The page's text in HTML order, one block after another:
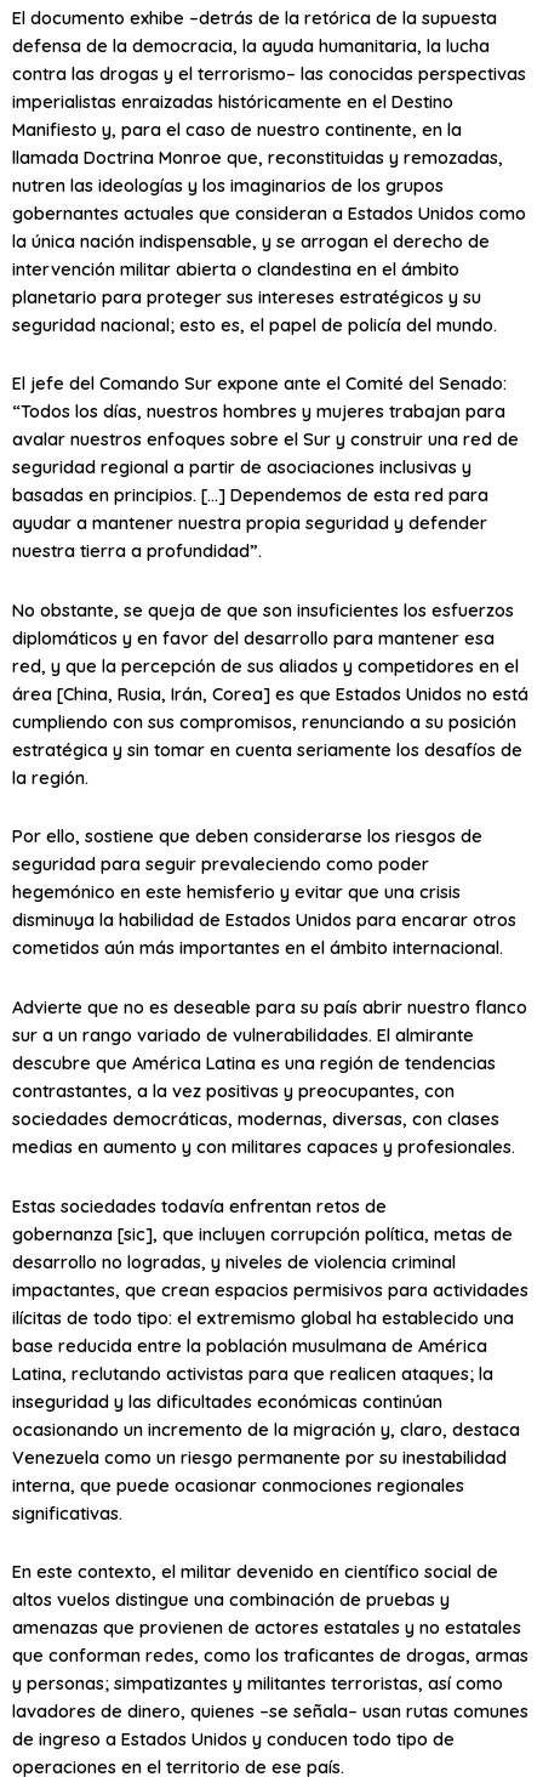
El documento exhibe –detrás de la retórica de la supuesta
defensa de la democracia, la ayuda humanitaria, la lucha
contra las drogas y el terrorismo– las conocidas perspectivas
imperialistas enraizadas históricamente en el Destino
Manifiesto y, para el caso de nuestro continente, en la
llamada Doctrina Monroe que, reconstituidas y remozadas,
nutren las ideologías y los imaginarios de los grupos
gobernantes actuales que consideran a Estados Unidos como
la única nación indispensable, y se arrogan el derecho de
intervención militar abierta o clandestina en el ámbito
planetario para proteger sus intereses estratégicos y su
seguridad nacional; esto es, el papel de policía del mundo.
El jefe del Comando Sur expone ante el Comité del Senado:
“Todos los días, nuestros hombres y mujeres trabajan para
avalar nuestros enfoques sobre el Sur y construir una red de
seguridad regional a partir de asociaciones inclusivas y
basadas en principios. […] Dependemos de esta red para
ayudar a mantener nuestra propia seguridad y defender
nuestra tierra a profundidad”.
No obstante, se queja de que son insuficientes los esfuerzos
diplomáticos y en favor del desarrollo para mantener esa
red, y que la percepción de sus aliados y competidores en el
área [China, Rusia, Irán, Corea] es que Estados Unidos no está
cumpliendo con sus compromisos, renunciando a su posición
estratégica y sin tomar en cuenta seriamente los desafíos de
la región.
Por ello, sostiene que deben considerarse los riesgos de
seguridad para seguir prevaleciendo como poder
hegemónico en este hemisferio y evitar que una crisis
disminuya la habilidad de Estados Unidos para encarar otros
cometidos aún más importantes en el ámbito internacional.
Advierte que no es deseable para su país abrir nuestro flanco
sur a un rango variado de vulnerabilidades. El almirante
descubre que América Latina es una región de tendencias
contrastantes, a la vez positivas y preocupantes, con
sociedades democráticas, modernas, diversas, con clases
medias en aumento y con militares capaces y profesionales.
Estas sociedades todavía enfrentan retos de
gobernanza [sic], que incluyen corrupción política, metas de
desarrollo no logradas, y niveles de violencia criminal
impactantes, que crean espacios permisivos para actividades
ilícitas de todo tipo: el extremismo global ha establecido una
base reducida entre la población musulmana de América
Latina, reclutando activistas para que realicen ataques; la
inseguridad y las dificultades económicas continúan
ocasionando un incremento de la migración y, claro, destaca
Venezuela como un riesgo permanente por su inestabilidad
interna, que puede ocasionar conmociones regionales
significativas.
En este contexto, el militar devenido en científico social de
altos vuelos distingue una combinación de pruebas y
amenazas que provienen de actores estatales y no estatales
que conforman redes, como los traficantes de drogas, armas
y personas; simpatizantes y militantes terroristas, así como
lavadores de dinero, quienes –se señala– usan rutas comunes
de ingreso a Estados Unidos y conducen todo tipo de
operaciones en el territorio de ese país.